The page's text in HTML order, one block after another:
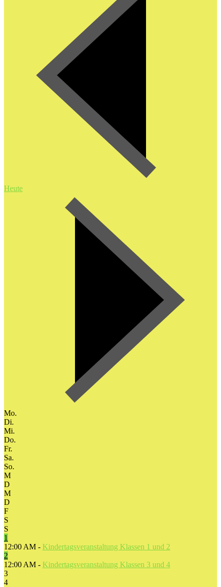
Heute
Mo.
Di.
Mi.
Do.
Fr.
Sa.
So.
M
D
M
D
F
S
S
1
12:00 AM - Kindertagsveranstaltung Klassen 1 und 2
2
12:00 AM - Kindertagsveranstaltung Klassen 3 und 4
3
4